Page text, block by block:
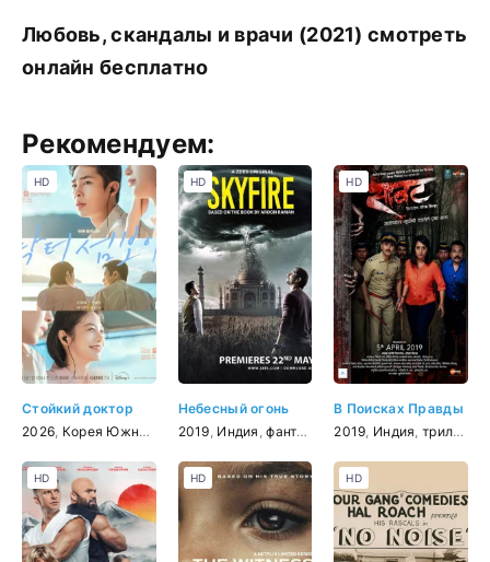
Любовь, скандалы и врачи (2021) смотреть
онлайн бесплатно
Рекомендуем:
Стойкий доктор
2026 Корея Южная мелодрама,комедия , драма
HD
Небесный огонь
2019 Индия ,фантастика
HD
В Поисках Правды
2019 Индия триллер
HD
HD HD HD